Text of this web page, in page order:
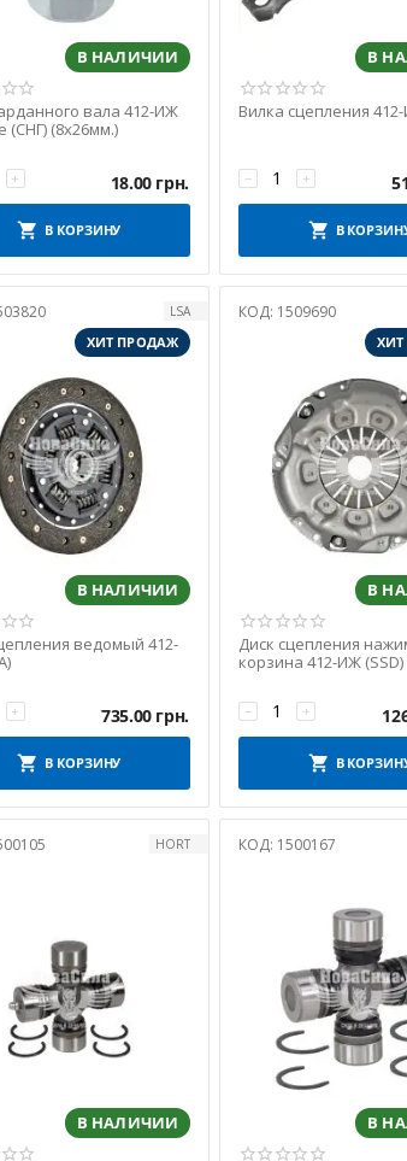
В НАЛИЧИИ
вала 412-ИЖ
(СНГ) (8х26мм.)
+ 18.00 грн.
В КОРЗИНУ
В
Вилка сцепления
+
−
В
LSA
ХИТ ПРОДАЖ
В НАЛИЧИИ
ведомый 412-
+ 735.00 грн.
В КОРЗИНУ
КОД: 1509690
В
Диск сцепления
корзина 412-ИЖ (SSD)
+
−
В
HORT
В НАЛИЧИИ
КОД: 1500167
В